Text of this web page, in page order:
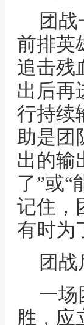
团
前排英
追击残
出后再
行持续
助是团
出的输
了”或“
记住，
有时为
团
一场
胜，应